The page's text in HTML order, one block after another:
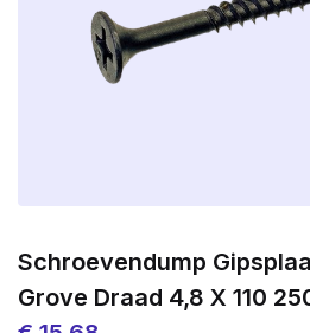
Schroevendump
Grove Draad 4,8 X 110